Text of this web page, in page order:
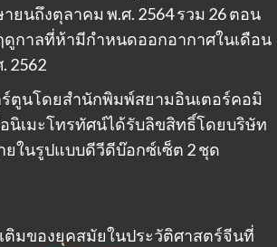
ยนถึงตุลาคม พ.ศ. 2564 รวม 26 ตอน
ดูกาลที่ห้ามีกำหนดออกอากาศในเดือน
2562
ตูนโดยสำนักพิมพ์สยามอินเตอร์คอมิ
นิเมะโทรทัศน์ได้รับลิขสิทธิ์โดยบริษัท
ยในรูปแบบดีวีดีบ๊อกซ์เซ็ต 2 ชุด
ติมของยุคสมัยในประวัติศาสตร์จีนที่